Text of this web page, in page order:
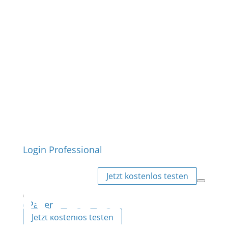
Login Professional
Jetzt kostenlos testen
ePaper
Jetzt kostenlos testen